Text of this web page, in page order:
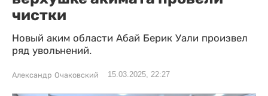
чистки
Новый аким области Абай Берик Уали произвел
ряд увольнений.
Александр Очаковский 15.03.2025, 22:27